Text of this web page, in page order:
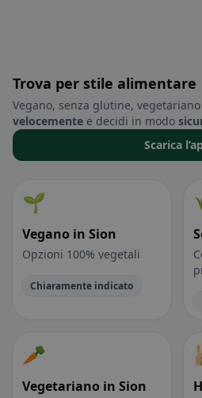
Trova per stile alimentare
Vegano, senza glutine,
velocemente e decidi in modo
Scarica
🌱
Vegano in Sion
Opzioni 100% vegetali
Chiaramente indicato
🥕
Vegetariano in Sion